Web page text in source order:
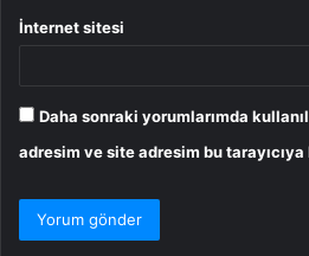
İnternet sitesi
Daha sonraki yorumlarımda
adresim ve site adresim bu